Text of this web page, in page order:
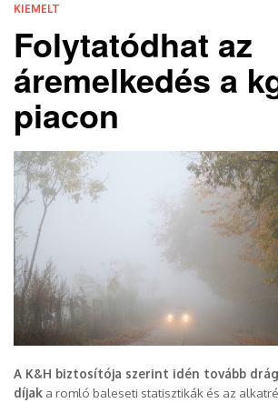
KIEMELT
Folytatódhat az
áremelkedés a
piacon
A K&H biztosítója szerint idén tovább
díjak a romló baleseti statisztikák és az